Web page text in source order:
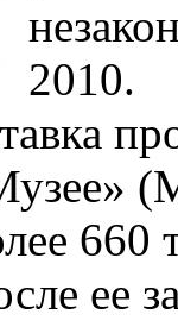
2010.
660
ее